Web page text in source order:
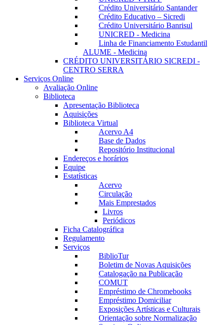
Crédito Universitário Santander
Crédito Educativo – Sicredi
Crédito Universitário Banrisul
UNICRED - Medicina
Linha de Financiamento Estudantil
ALUME - Medicina
CRÉDITO UNIVERSITÁRIO SICREDI -
CENTRO SERRA
Serviços Online
Avaliação Online
Biblioteca
Apresentação Biblioteca
Aquisições
Biblioteca Virtual
Acervo A4
Base de Dados
Repositório Institucional
Endereços e horários
Equipe
Estatísticas
Acervo
Circulação
Mais Emprestados
Livros
Periódicos
Ficha Catalográfica
Regulamento
Serviços
BiblioTur
Boletim de Novas Aquisições
Catalogação na Publicação
COMUT
Empréstimo de Chromebooks
Empréstimo Domiciliar
Exposições Artísticas e Culturais
Orientação sobre Normalização